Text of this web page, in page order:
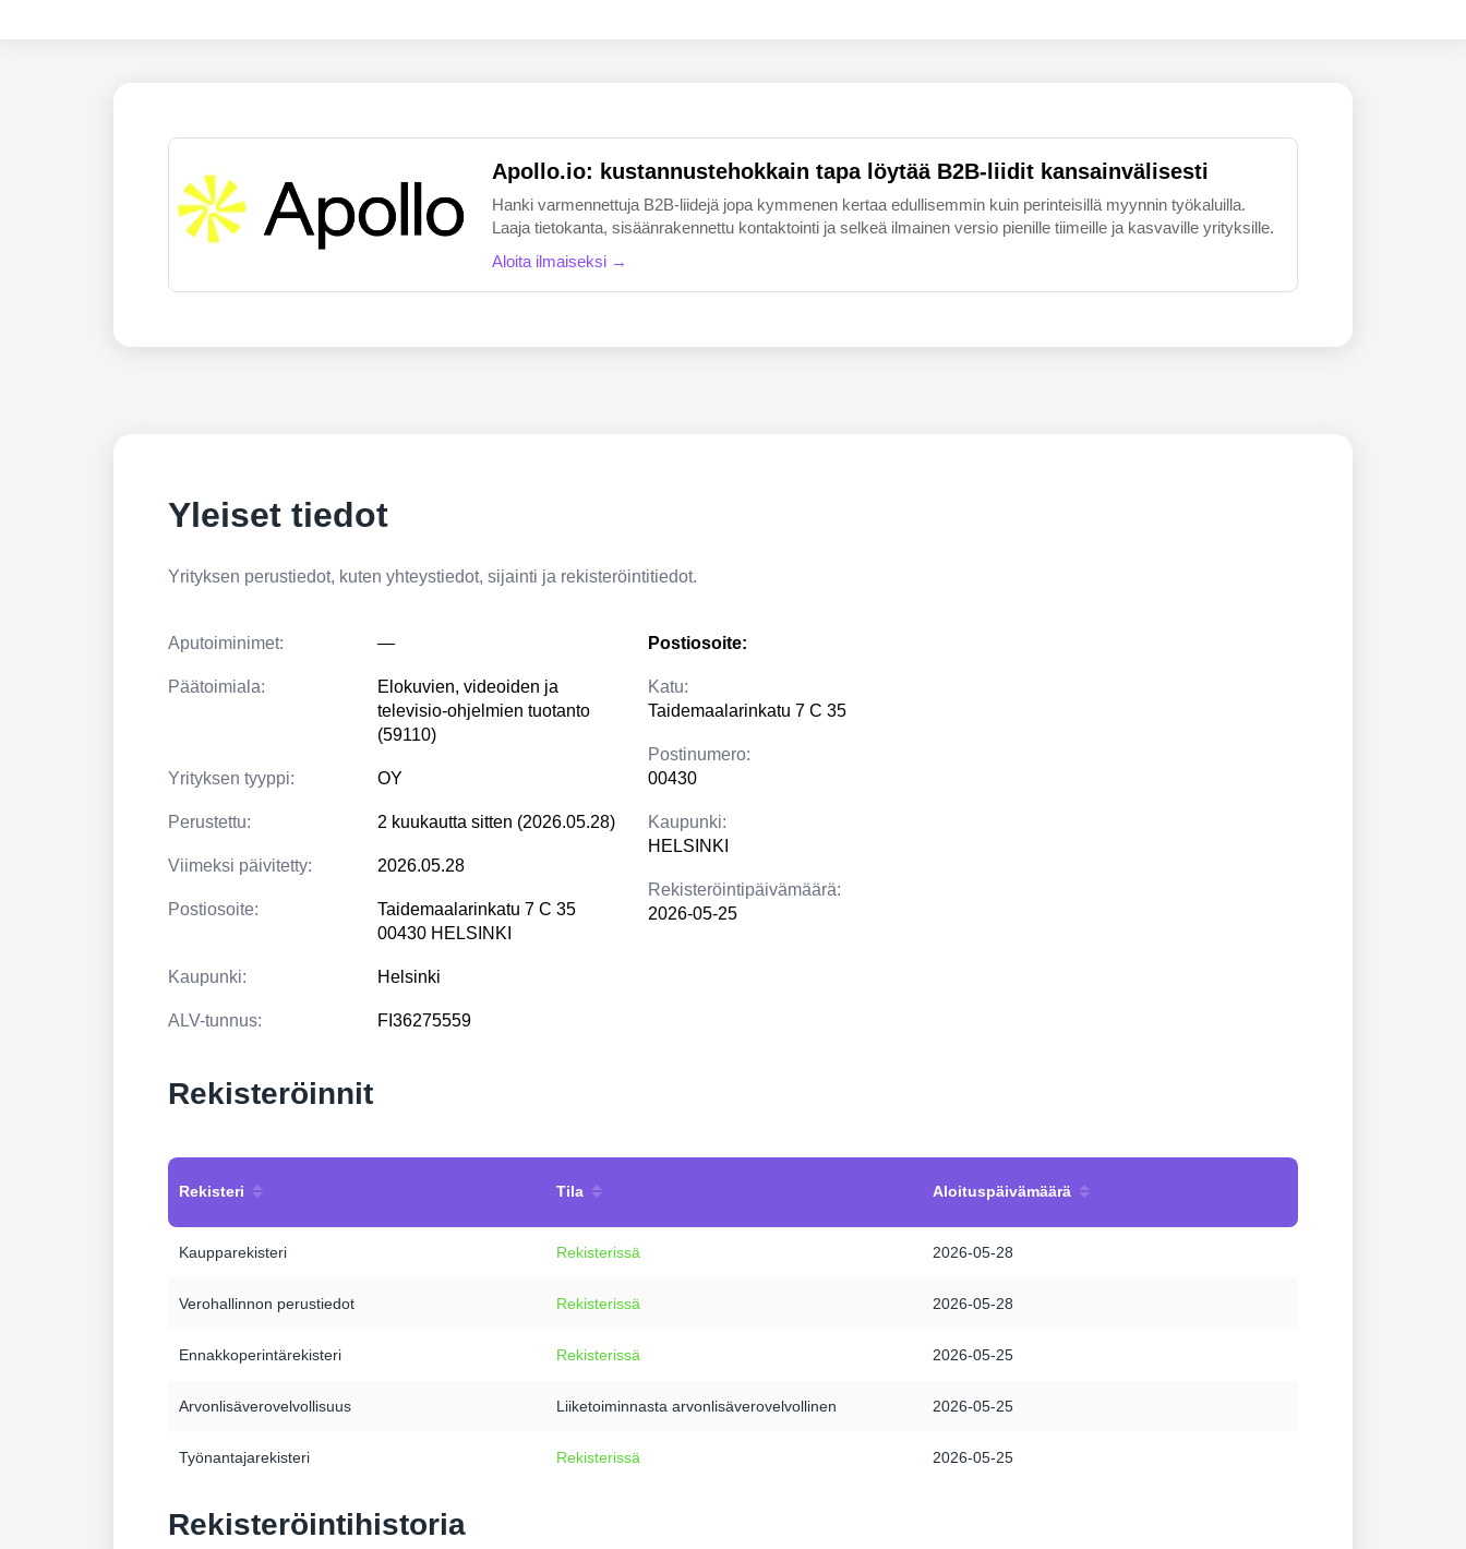
Apollo.io: kustannustehokkain tapa löytää B2B-liidit kansainvälisesti
Hanki varmennettuja B2B-liidejä jopa kymmenen kertaa edullisemmin kuin perinteisillä myynnin työkaluilla.
Laaja tietokanta, sisäänrakennettu kontaktointi ja selkeä ilmainen versio pienille tiimeille ja kasvaville yrityksille.
Aloita ilmaiseksi →
Yleiset tiedot
Yrityksen perustiedot, kuten yhteystiedot, sijainti ja rekisteröintitiedot.
Aputoiminimet: —
Päätoimiala:
Elokuvien, videoiden ja
televisio-ohjelmien tuotanto
(59110)
Yrityksen tyyppi: OY
Perustettu: 2 kuukautta sitten (2026.05.28)
Viimeksi päivitetty: 2026.05.28
Postiosoite:
Taidemaalarinkatu 7 C 35
00430 HELSINKI
Kaupunki: Helsinki
ALV-tunnus: FI36275559
Postiosoite:
Katu:
Taidemaalarinkatu 7 C 35
Postinumero:
00430
Kaupunki:
HELSINKI
Rekisteröintipäivämäärä:
2026-05-25
Rekisteröinnit
Rekisteri Tila Aloituspäivämäärä
Kaupparekisteri Rekisterissä 2026-05-28
Verohallinnon perustiedot Rekisterissä 2026-05-28
Ennakkoperintärekisteri Rekisterissä 2026-05-25
Arvonlisäverovelvollisuus Liiketoiminnasta arvonlisäverovelvollinen 2026-05-25
Työnantajarekisteri Rekisterissä 2026-05-25
Rekisteröintihistoria